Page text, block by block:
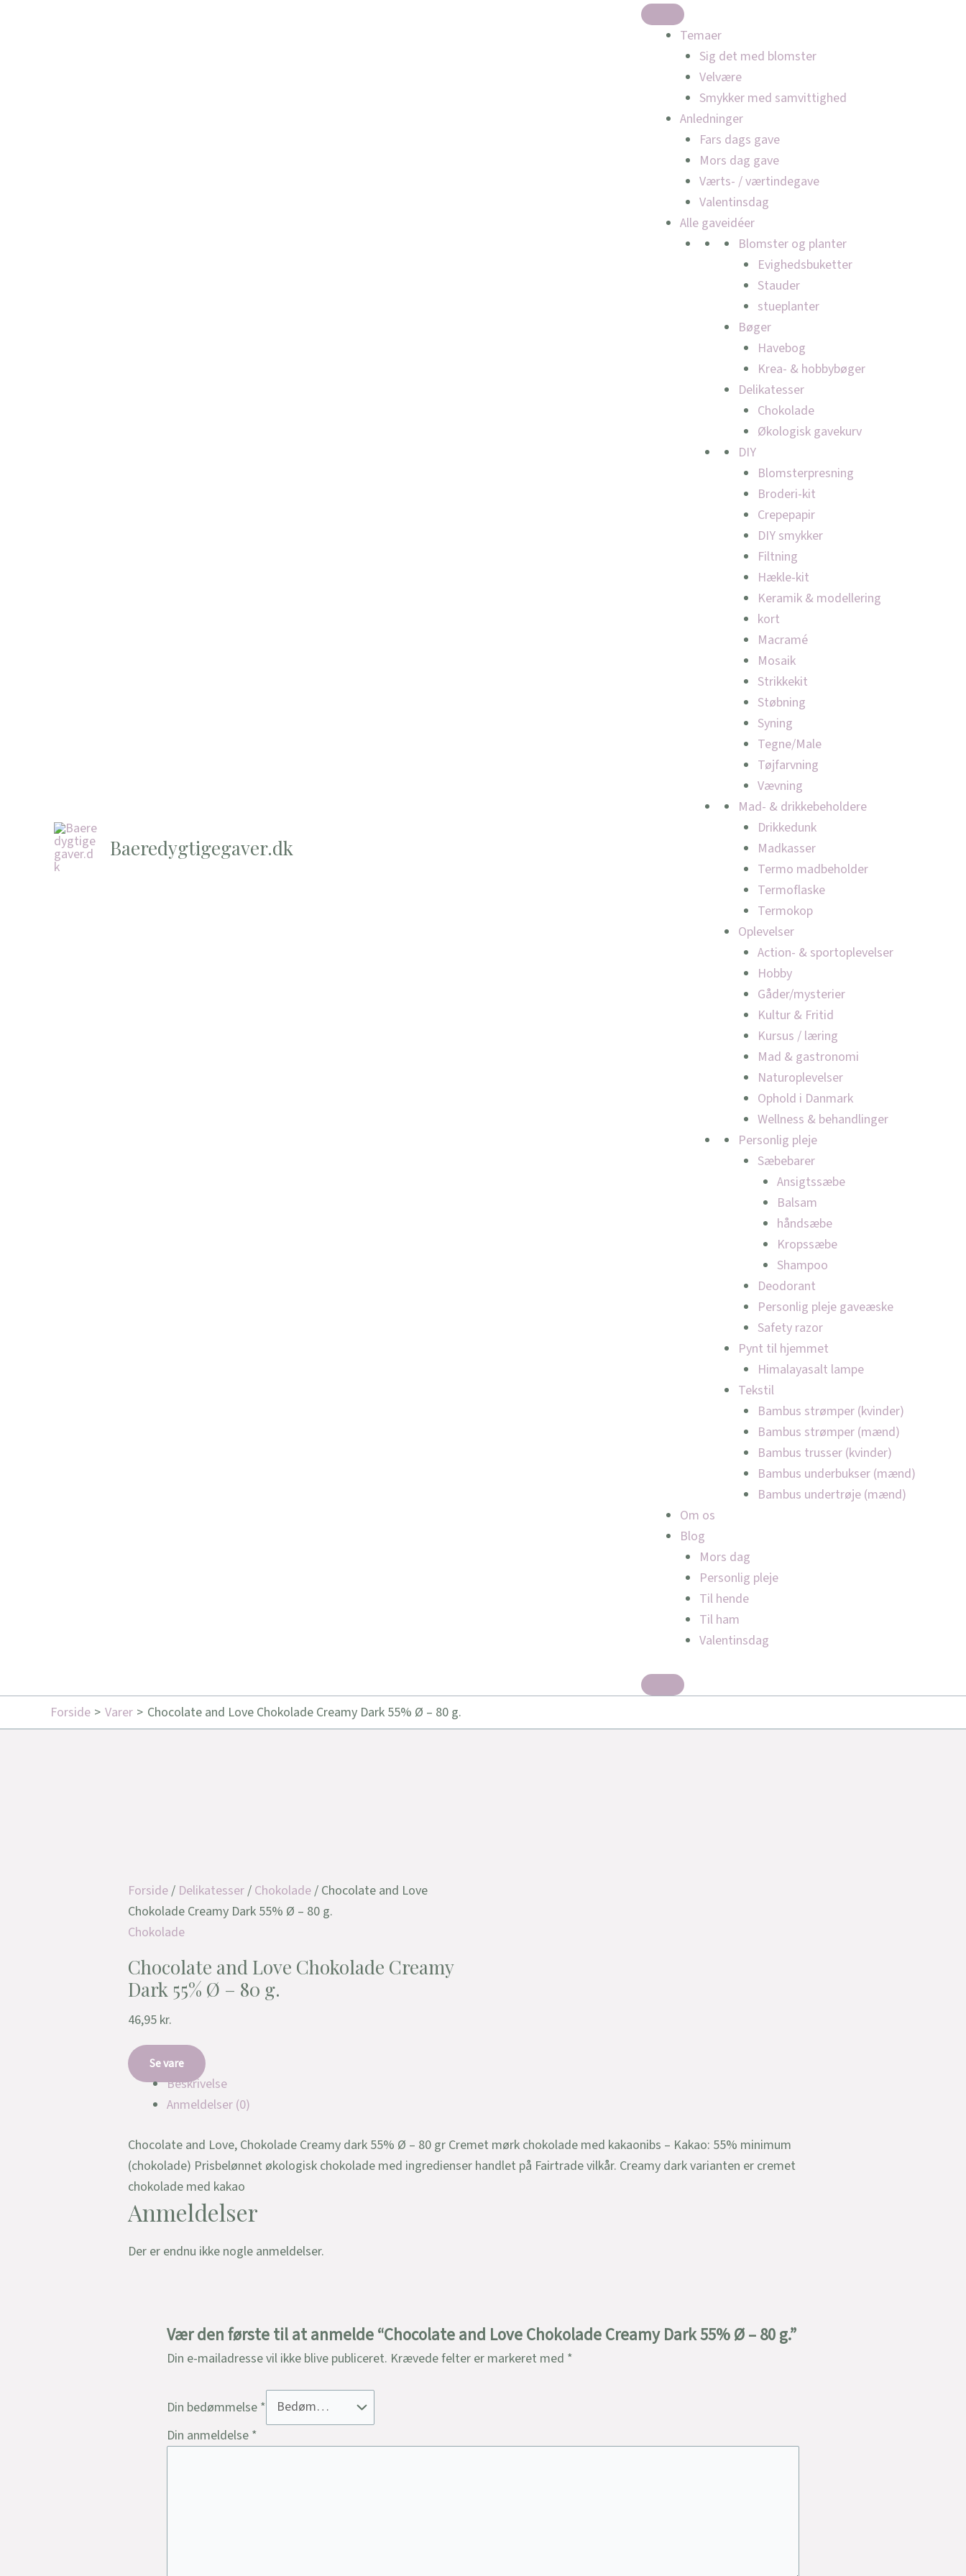
Baeredygtigegaver.dk
Temaer
Sig det med blomster
Velvære
Smykker med samvittighed
Anledninger
Fars dags gave
Mors dag gave
Værts- / værtindegave
Valentinsdag
Alle gaveidéer
Blomster og planter
Evighedsbuketter
Stauder
stueplanter
Bøger
Havebog
Krea- & hobbybøger
Delikatesser
Chokolade
Økologisk gavekurv
DIY
Blomsterpresning
Broderi-kit
Crepepapir
DIY smykker
Filtning
Hækle-kit
Keramik & modellering
kort
Macramé
Mosaik
Strikkekit
Støbning
Syning
Tegne/Male
Tøjfarvning
Vævning
Mad- & drikkebeholdere
Drikkedunk
Madkasser
Termo madbeholder
Termoflaske
Termokop
Oplevelser
Action- & sportoplevelser
Hobby
Gåder/mysterier
Kultur & Fritid
Kursus / læring
Mad & gastronomi
Naturoplevelser
Ophold i Danmark
Wellness & behandlinger
Personlig pleje
Sæbebarer
Ansigtssæbe
Balsam
håndsæbe
Kropssæbe
Shampoo
Deodorant
Personlig pleje gaveæske
Safety razor
Pynt til hjemmet
Himalayasalt lampe
Tekstil
Bambus strømper (kvinder)
Bambus strømper (mænd)
Bambus trusser (kvinder)
Bambus underbukser (mænd)
Bambus undertrøje (mænd)
Om os
Blog
Mors dag
Personlig pleje
Til hende
Til ham
Valentinsdag
Forside Varer Chocolate and Love Chokolade Creamy Dark 55% Ø – 80 g.
Forside/ Delikatesser/ Chokolade/ Chocolate and Love
Chokolade Creamy Dark 55% Ø – 80 g.
Chokolade
Chocolate and Love Chokolade Creamy
Dark 55% Ø – 80 g.
46,95 kr.
Se vare
Beskrivelse
Anmeldelser (0)
Chocolate and Love, Chokolade Creamy dark 55% Ø – 80 gr Cremet mørk chokolade med kakaonibs – Kakao: 55% minimum
(chokolade) Prisbelønnet økologisk chokolade med ingredienser handlet på Fairtrade vilkår. Creamy dark varianten er cremet
chokolade med kakao
Anmeldelser
Der er endnu ikke nogle anmeldelser.
Vær den første til at anmelde “Chocolate and Love Chokolade Creamy Dark 55% Ø – 80 g.”
Din e-mailadresse vil ikke blive publiceret. Krævede felter er markeret med *
Din bedømmelse *
Din anmeldelse *